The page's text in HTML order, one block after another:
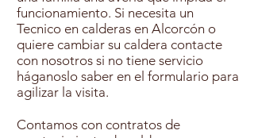
funcionamiento. Si necesita un
Tecnico en calderas en Alcorcón o
quiere cambiar su caldera contacte
con nosotros si no tiene servicio
háganoslo saber en el formulario para
agilizar la visita.
Contamos con contratos de